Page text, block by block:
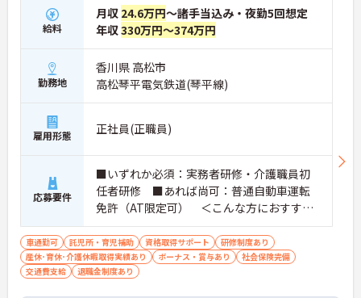
給料
月収 24.6万円～諸手当込み・夜勤5回想定
年収330万円～374万円
勤務地
香川県 高松市
高松琴平電気鉄道(琴平線)
雇用形態 正社員(正職員)
応募要件
■いずれか必須：実務者研修・介護職員初
任者研修 ■あれば尚可：普通自動車運転
免許（AT限定可） ＜こんな方におすすめ
＞ワークライフバランスを大切にしたいと
お考えの方、入居者様それぞれに合わせ
た、温かいケアを提供したい方、これまで
の介護分野でのご経験を有効に活用したい
車通勤可 託児所・育児補助 資格取得サポート
研修制度あり
産休･育休･介護休暇取得実績あり
ボーナス・賞与あり
社会保険完備
交通費支給
退職金制度あり